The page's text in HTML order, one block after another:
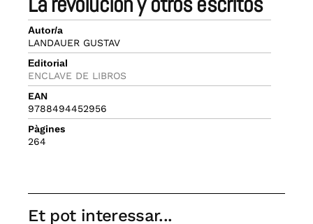
Autor/a
LANDAUER GUSTAV
Editorial
ENCLAVE DE LIBROS
EAN
9788494452956
Pàgines
264
Et pot interessar...